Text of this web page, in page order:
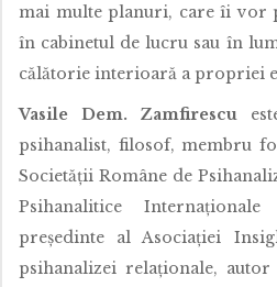
mai multe planuri, care îi vor
în cabinetul de lucru sau în
călătorie interioară a propriei
Vasile Dem. Zamfirescu
psihanalist, filosof, membru
Societății Române de
Psihanalitice
președinte al Asociației
psihanalizei relaționale,